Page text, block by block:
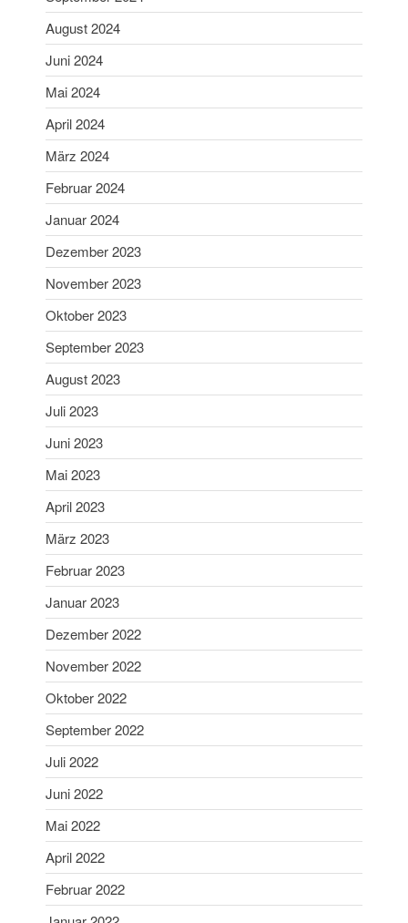
Februar 2026
November 2025
März 2025
Februar 2025
September 2024
August 2024
Januar 2024
Dezember 2023
Juli 2023
Juni 2023
Januar 2023
Dezember 2022
August 2024
Juni 2024
Mai 2024
April 2024
März 2024
Februar 2024
Januar 2024
Dezember 2023
November 2023
Oktober 2023
September 2023
August 2023
Juli 2023
Juni 2023
Mai 2023
April 2023
März 2023
Februar 2023
Januar 2023
Dezember 2022
November 2022
Oktober 2022
September 2022
Juli 2022
Juni 2022
Mai 2022
April 2022
Februar 2022